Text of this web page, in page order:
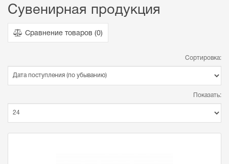
Сувенирная продукция
Сравнение товаров (0)
Сортировка:
Показать: